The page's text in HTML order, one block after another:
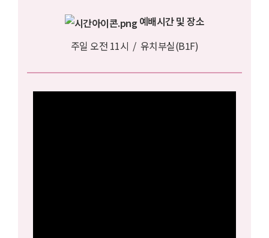
예배시간 및 장소
주일 오전 11시 / 유치부실(B1F)